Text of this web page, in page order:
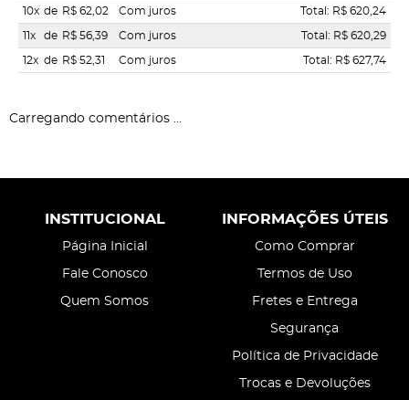
10x de R$ 62,02 Com juros Total: R$ 620,24
11x de R$ 56,39 Com juros Total: R$ 620,29
12x de R$ 52,31 Com juros Total: R$ 627,74
Carregando comentários ...
INSTITUCIONAL
Página Inicial
Fale Conosco
Quem Somos
INFORMAÇÕES ÚTEIS
Como Comprar
Termos de Uso
Fretes e Entrega
Segurança
Política de Privacidade
Trocas e Devoluções